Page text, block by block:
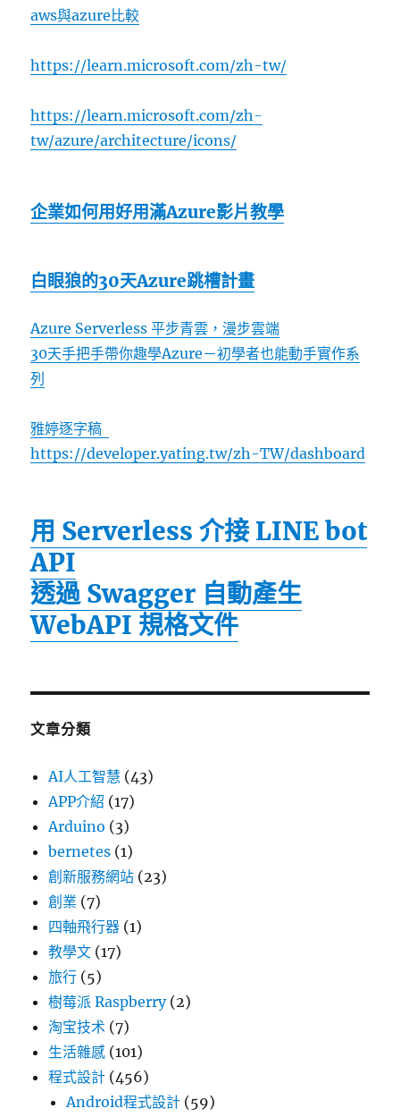
aws與azure比較
https://learn.microsoft.com/zh-tw/
https://learn.microsoft.com/zh-
tw/azure/architecture/icons/
企業如何用好用滿Azure影片教學
白眼狼的30天Azure跳槽計畫
Azure Serverless 平步青雲，漫步雲端
30天手把手帶你趣學Azure－初學者也能動手實作系
列
雅婷逐字稿
https://developer.yating.tw/zh-TW/dashboard
用 Serverless 介接 LINE bot
API
透過 Swagger 自動產生
WebAPI 規格文件
文章分類
AI人工智慧 (43)
APP介紹 (17)
Arduino (3)
bernetes (1)
創新服務網站 (23)
創業 (7)
四軸飛行器 (1)
教學文 (17)
旅行 (5)
樹莓派 Raspberry(2)
淘宝技术 (7)
生活雜感 (101)
程式設計 (456)
Android程式設計 (59)